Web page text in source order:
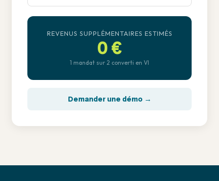
REVENUS SUPPLÉMENTAIRES ESTIMÉS
0 €
1 mandat sur 2 converti en VI
Demander une démo →